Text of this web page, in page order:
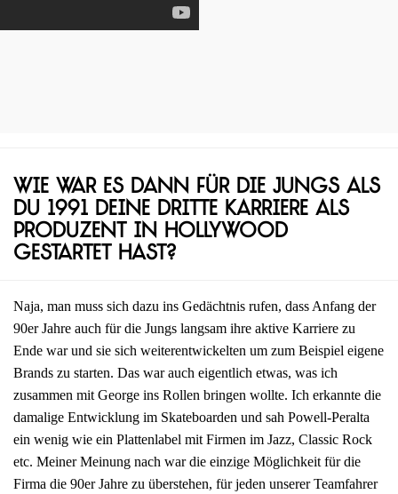
Wie war es dann für die Jungs als
du 1991 deine dritte Karriere als
Produzent in Hollywood
gestartet hast?
Naja, man muss sich dazu ins Gedächtnis rufen, dass Anfang der
90er Jahre auch für die Jungs langsam ihre aktive Karriere zu
Ende war und sie sich weiterentwickelten um zum Beispiel eigene
Brands zu starten. Das war auch eigentlich etwas, was ich
zusammen mit George ins Rollen bringen wollte. Ich erkannte die
damalige Entwicklung im Skateboarden und sah Powell-Peralta
ein wenig wie ein Plattenlabel mit Firmen im Jazz, Classic Rock
etc. Meiner Meinung nach war die einzige Möglichkeit für die
Firma die 90er Jahre zu überstehen, für jeden unserer Teamfahrer